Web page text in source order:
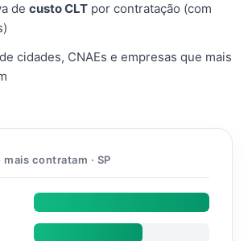
de custo CLT por contratação (com
cidades, CNAEs e empresas que mais
contratam · SP